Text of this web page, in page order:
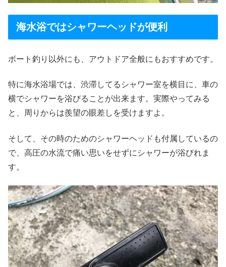
海水浴ではシャワーヘッドが便利
ボート釣り以外にも、アウトドア全般にもおすすめです。
特に海水浴場では、渋滞してるシャワー室を横目に、車の
横でシャワーを浴びることが出来ます。実際やってみる
と、周りからは羨望の眼差しを受けますよ。
そして、その時のためのシャワーヘッドも付属しているの
で、高圧の水流で痛い思いをせずにシャワーが浴びれま
す。